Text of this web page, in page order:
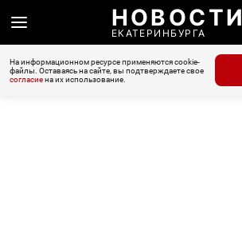
НОВОСТИ
ЕКАТЕРИНБУРГА
На информационном ресурсе применяются cookie-
файлы. Оставаясь на сайте, вы подтверждаете свое
согласиена их использование.